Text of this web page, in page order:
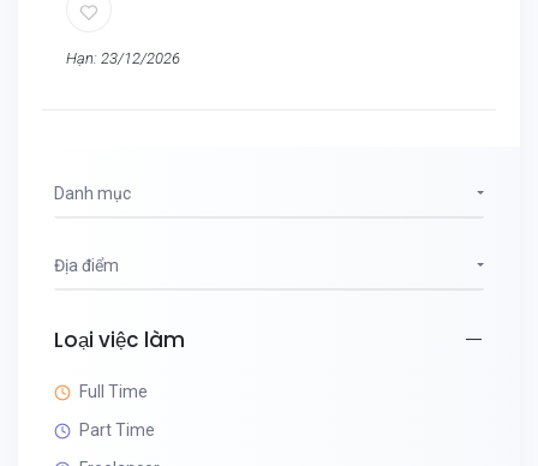
Hạn: 23/12/2026
Danh mục
Địa điểm
Loại việc làm
Full Time
Part Time